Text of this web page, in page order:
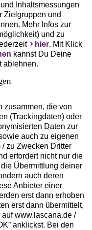
Inhaltsmessungen
Zielgruppen und
Mehr Infos zur
und zu
hier. Mit Klick
kannst Du Deine
ablehnen.
zusammen, die von
(Trackingdaten) oder
Daten zur
auch zu eigenen
zu Zwecken Dritter
erfordert nicht nur die
Übermittlung deiner
auch deren
Anbieter einer
erst dann erhoben
erst dann übermittelt,
www.lascana.de /
anklickst. Bei den